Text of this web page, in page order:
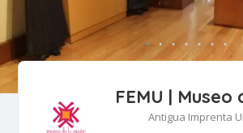
FEMU |
Antigua Imprenta